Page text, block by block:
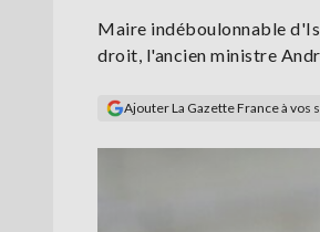
Maire indéboulonnable
droit, l'ancien ministre
Ajouter La Gazette France à vos